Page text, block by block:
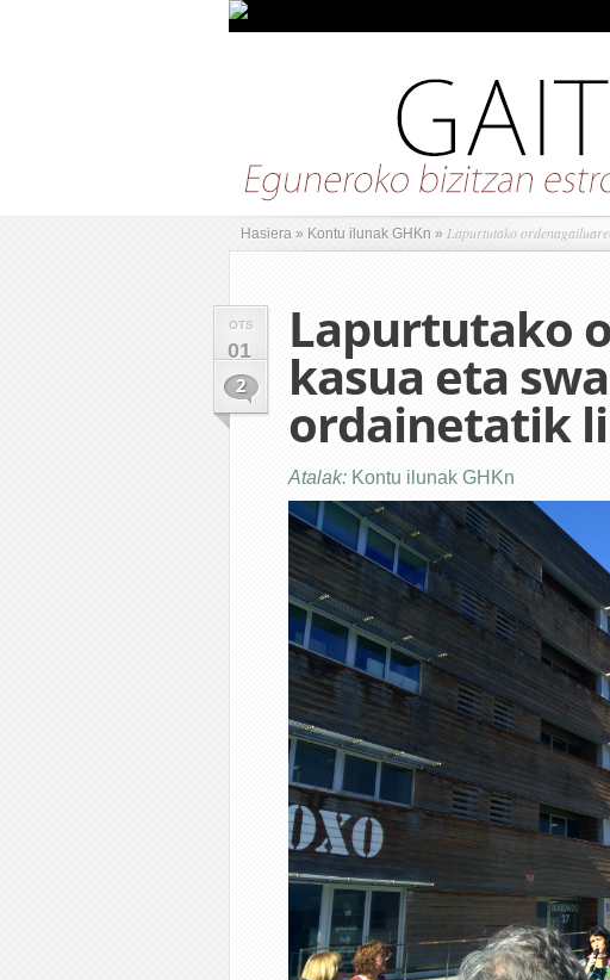
Hasiera » Kontu ilunak GHKn » Lapurtutako
OTS
01
2
Lapurtutako
kasua eta
ordainetatik
Atalak: Kontu ilunak GHKn